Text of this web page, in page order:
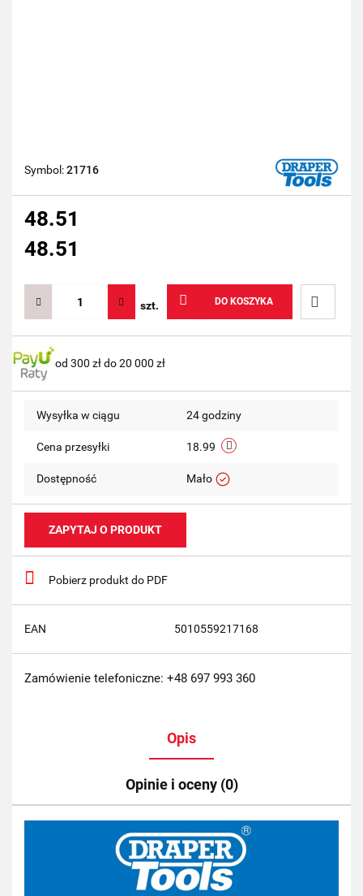
Symbol:21716
48.51
48.51
szt. DO KOSZYKA
Do
od 300 zł do 20 000 zł
Wysyłka w ciągu 24 godziny
Cena przesyłki 18.99
Dostępność Mało
ZAPYTAJ O PRODUKT
Pobierz produkt do PDF
EAN 5010559217168
Zamówienie telefoniczne: +48 697 993 360
Opis
Opinie i oceny (0)